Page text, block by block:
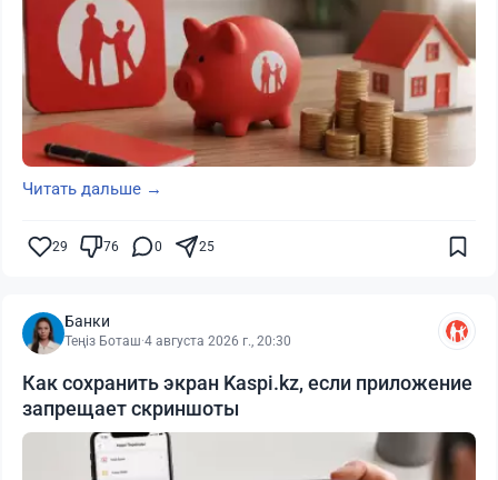
Читать дальше →
29 76 0 25
Банки
Теңіз Боташ·4 августа 2026 г., 20:30
Как сохранить экран Kaspi.kz, если приложение
запрещает скриншоты